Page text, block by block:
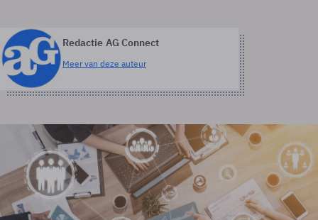
Redactie AG Connect
Meer van deze auteur